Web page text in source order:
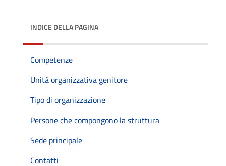
INDICE DELLA PAGINA
Competenze
Unità organizzativa genitore
Tipo di organizzazione
Persone che compongono la struttura
Sede principale
Contatti